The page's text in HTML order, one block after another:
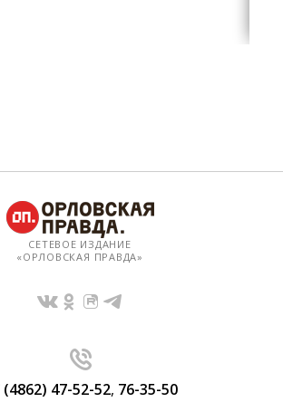
СЕТЕВОЕ ИЗДАНИЕ
«ОРЛОВСКАЯ ПРАВДА»
(4862) 47-52-52, 76-35-50